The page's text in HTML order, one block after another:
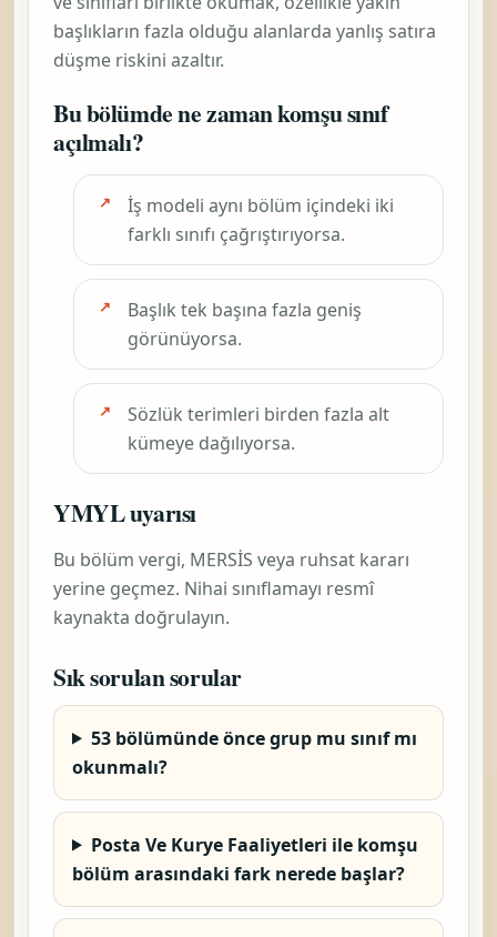
başlıkların fazla olduğu alanlarda yanlış satıra
düşme riskini azaltır.
Bu bölümde ne zaman komşu sınıf
açılmalı?
İş modeli aynı bölüm içindeki iki
farklı sınıfı çağrıştırıyorsa.
Başlık tek başına fazla geniş
görünüyorsa.
Sözlük terimleri birden fazla alt
kümeye dağılıyorsa.
YMYL uyarısı
Bu bölüm vergi, MERSİS veya ruhsat kararı
yerine geçmez. Nihai sınıflamayı resmî
kaynakta doğrulayın.
Sık sorulan sorular
53 bölümünde önce grup mu sınıf mı
okunmalı?
Posta Ve Kurye Faaliyetleri ile komşu
bölüm arasındaki fark nerede başlar?